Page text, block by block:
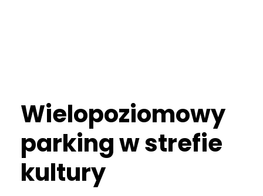
Wielopoziomowy
parking w strefie
kultury